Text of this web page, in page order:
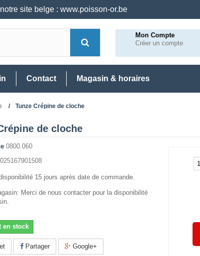
site belge : www.poisson-or.be
Mon Compte
Créer un compte
Contact Magasin & horaires
Tunze Crépine de cloche
de cloche
0800.060
15 jours après date de commande.
Merci de nous contacter pour la disponibilité
en stock
Partager Google+